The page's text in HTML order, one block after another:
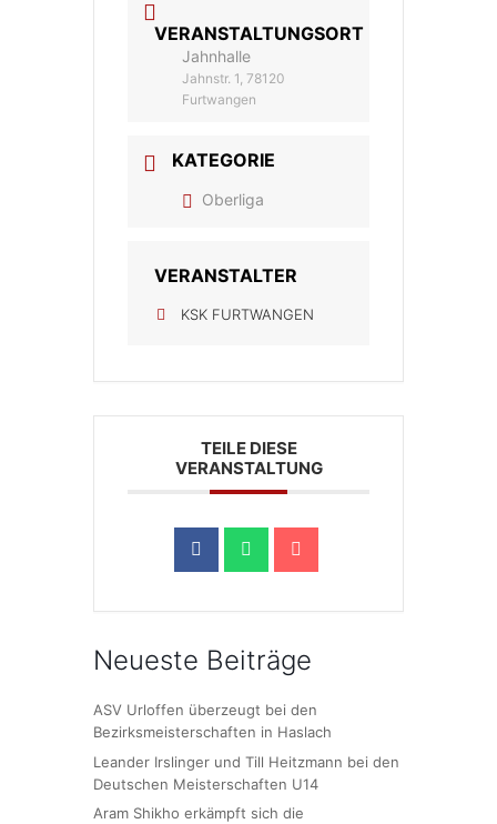
VERANSTALTUNGSORT
Jahnhalle
Jahnstr. 1, 78120
Furtwangen
KATEGORIE
Oberliga
VERANSTALTER
KSK FURTWANGEN
TEILE DIESE
VERANSTALTUNG
Neueste Beiträge
ASV Urloffen überzeugt bei den
Bezirksmeisterschaften in Haslach
Leander Irslinger und Till Heitzmann bei den
Deutschen Meisterschaften U14
Aram Shikho erkämpft sich die